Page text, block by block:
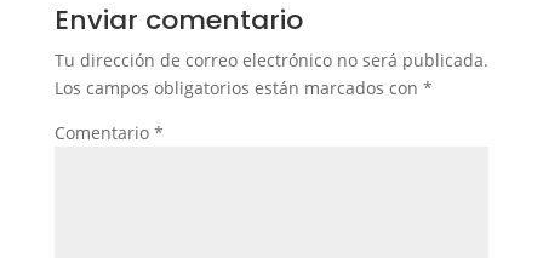
Enviar comentario
Tu dirección de correo electrónico no será publicada.
Los campos obligatorios están marcados con *
Comentario *